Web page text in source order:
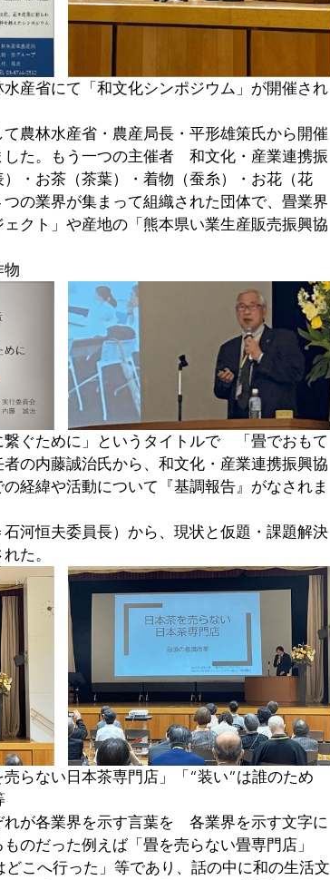
産省にて「和文化シンポジウム」が開催され
農林水産省・農産局長・平形雄策氏から開催
た。もう一つの主催者　和文化・産業連携振
・お茶（茶葉）・着物（蚕糸）・お花（花
の業界が集まって組織された団体で、畳業界
クト」や産地の「熊本県い業生産販売振興協
物
ぐために」というタイトルで　「畳でおもて
の内藤誠治氏から、和文化・産業連携振興協
経緯や活動について『基調報告』がなされま
河恒夫委員長）から、現状と仮題・課題解決
た。
売らない日本茶専門店」「“装い”は誰のため
が各業界を示す言葉を　各業界を示す文字に
のだった例えば「畳を売らない畳専門店」
どこへ行った」等であり、話の中に和の生活文